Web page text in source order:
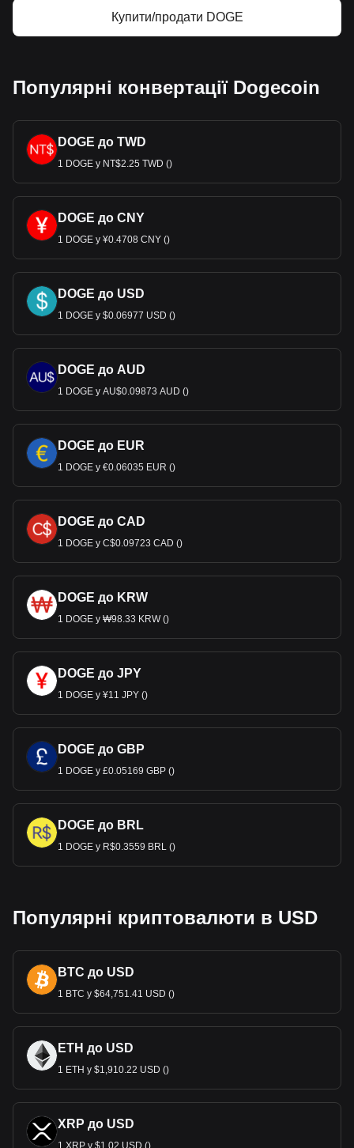
Купити/продати DOGE
Популярні конвертації Dogecoin
DOGE до TWD
1 DOGE у NT$2.25 TWD ()
DOGE до CNY
1 DOGE у ¥0.4708 CNY ()
DOGE до USD
1 DOGE у $0.06977 USD ()
DOGE до AUD
1 DOGE у AU$0.09873 AUD ()
DOGE до EUR
1 DOGE у €0.06035 EUR ()
DOGE до CAD
1 DOGE у C$0.09723 CAD ()
DOGE до KRW
1 DOGE у ₩98.33 KRW ()
DOGE до JPY
1 DOGE у ¥11 JPY ()
DOGE до GBP
1 DOGE у £0.05169 GBP ()
DOGE до BRL
1 DOGE у R$0.3559 BRL ()
Популярні криптовалюти в USD
BTC до USD
1 BTC у $64,751.41 USD ()
ETH до USD
1 ETH у $1,910.22 USD ()
XRP до USD
1 XRP у $1.02 USD ()